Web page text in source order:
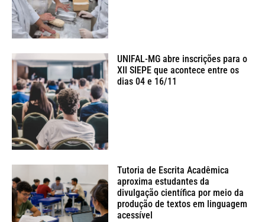
UNIFAL-MG abre inscrições para o
XII SIEPE que acontece entre os
dias 04 e 16/11
Tutoria de Escrita Acadêmica
aproxima estudantes da
divulgação científica por meio da
produção de textos em linguagem
acessível